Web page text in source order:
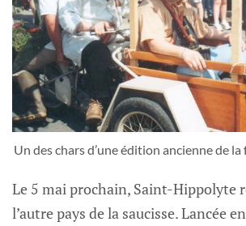
Un des chars d’une édition ancienne de la
Le 5 mai prochain, Saint-Hippolyte
l’autre pays de la saucisse. Lancée